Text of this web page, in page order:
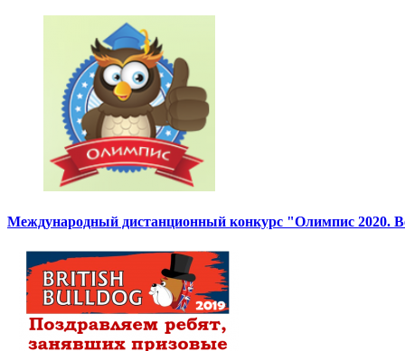
Международный дистанционный конкурс "Олимпис 2020.